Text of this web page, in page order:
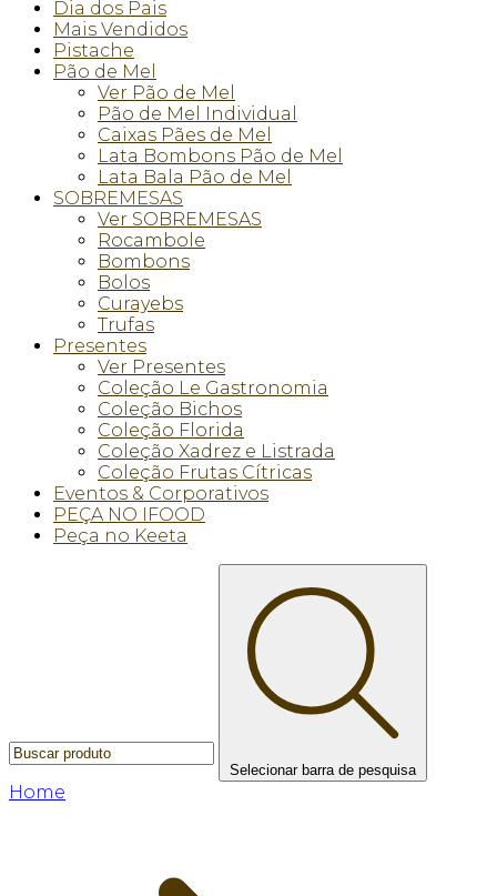
Dia dos Pais
Mais Vendidos
Pistache
Pão de Mel
Ver Pão de Mel
Pão de Mel Individual
Caixas Pães de Mel
Lata Bombons Pão de Mel
Lata Bala Pão de Mel
SOBREMESAS
Ver SOBREMESAS
Rocambole
Bombons
Bolos
Curayebs
Trufas
Presentes
Ver Presentes
Coleção Le Gastronomia
Coleção Bichos
Coleção Florida
Coleção Xadrez e Listrada
Coleção Frutas Cítricas
Eventos & Corporativos
PEÇA NO IFOOD
Peça no Keeta
Selecionar barra de pesquisa
Home